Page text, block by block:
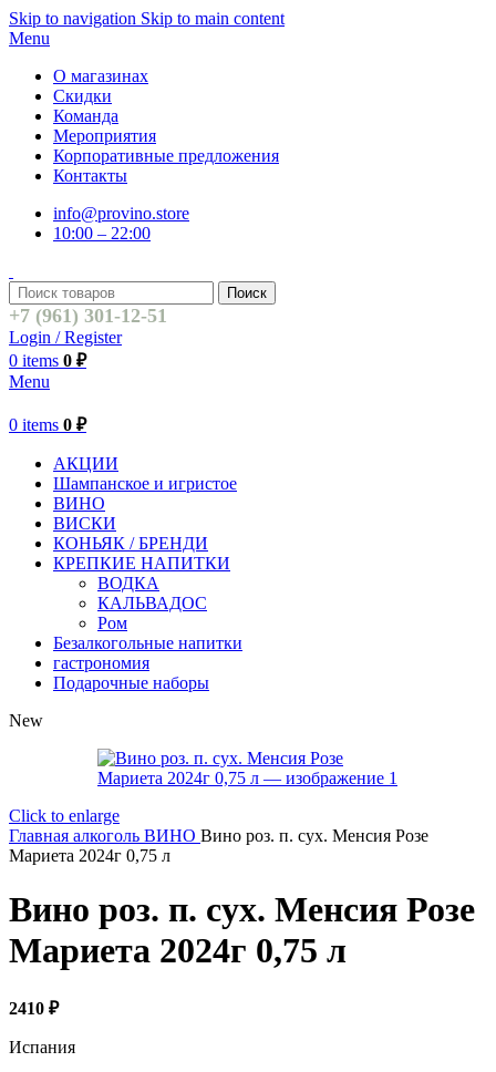
Skip to navigation Skip to main content
Menu
О магазинах
Скидки
Команда
Мероприятия
Корпоративные предложения
Контакты
info@provino.store
10:00 – 22:00
Поиск
+7 (961) 301-12-51
Login / Register
0 items 0 ₽
Menu
0 items 0 ₽
АКЦИИ
Шампанское и игристое
ВИНО
ВИСКИ
КОНЬЯК / БРЕНДИ
КРЕПКИЕ НАПИТКИ
ВОДКА
КАЛЬВАДОС
Ром
Безалкогольные напитки
гастрономия
Подарочные наборы
New
Click to enlarge
Главная алкоголь ВИНО Вино роз. п. сух. Менсия Розе
Мариета 2024г 0,75 л
Вино роз. п. сух. Менсия Розе
Мариета 2024г 0,75 л
2410 ₽
Испания